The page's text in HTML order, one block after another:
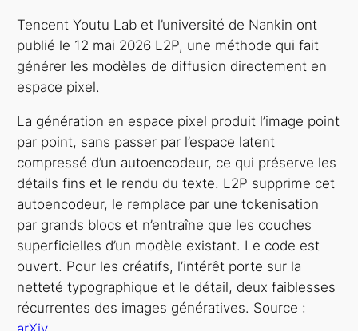
Tencent Youtu Lab et l’université de Nankin ont
publié le 12 mai 2026 L2P, une méthode qui fait
générer les modèles de diffusion directement en
espace pixel.
La génération en espace pixel produit l’image point
par point, sans passer par l’espace latent
compressé d’un autoencodeur, ce qui préserve les
détails fins et le rendu du texte. L2P supprime cet
autoencodeur, le remplace par une tokenisation
par grands blocs et n’entraîne que les couches
superficielles d’un modèle existant. Le code est
ouvert. Pour les créatifs, l’intérêt porte sur la
netteté typographique et le détail, deux faiblesses
récurrentes des images génératives. Source :